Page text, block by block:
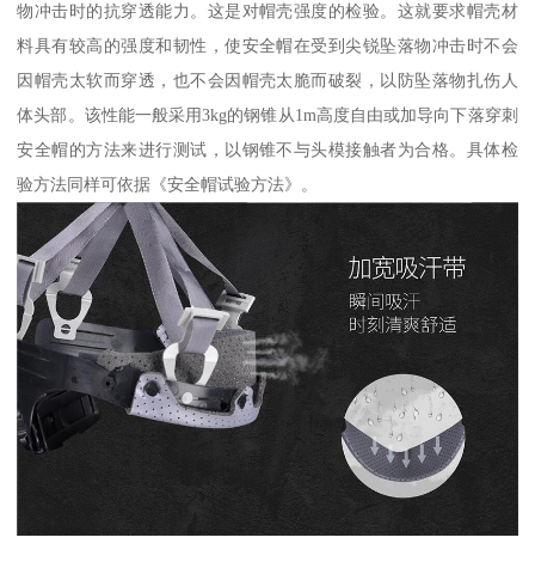
物冲击时的抗穿透能力。这是对帽壳强度的检验。这就要求帽壳材
料具有较高的强度和韧性，使安全帽在受到尖锐坠落物冲击时不会
因帽壳太软而穿透，也不会因帽壳太脆而破裂，以防坠落物扎伤人
体头部。该性能一般采用3kg的钢锥从1m高度自由或加导向下落穿刺
安全帽的方法来进行测试，以钢锥不与头模接触者为合格。具体检
验方法同样可依据《安全帽试验方法》。